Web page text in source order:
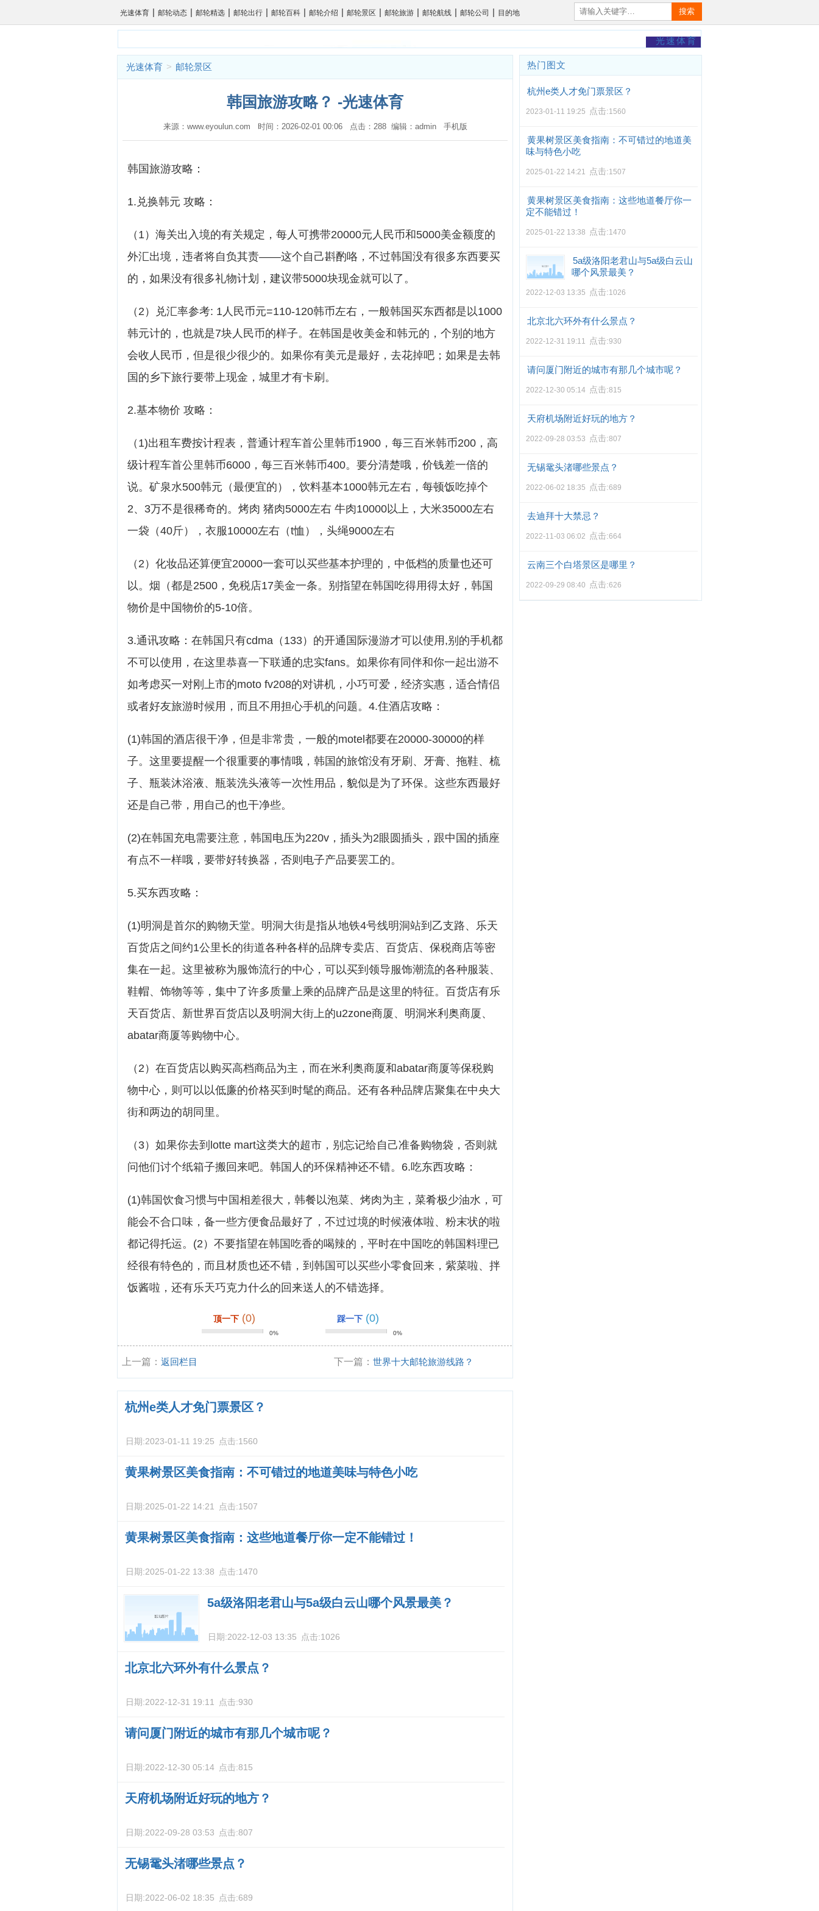
光速体育 | 邮轮动态 | 邮轮精选 | 邮轮出行 | 邮轮百科 | 邮轮介绍 | 邮轮景区 | 邮轮旅游 | 邮轮航线 | 邮轮公司 | 目的地 搜索
光速体育
光速体育 > 邮轮景区
韩国旅游攻略？ -光速体育
来源：www.eyoulun.com 时间：2026-02-01 00:06 点击：288 编辑：admin 手机版
韩国旅游攻略：
1.兑换韩元 攻略：
（1）海关出入境的有关规定，每人可携带20000元人民币和5000美金额度的
外汇出境，违者将自负其责——这个自己斟酌咯，不过韩国没有很多东西要买
的，如果没有很多礼物计划，建议带5000块现金就可以了。
（2）兑汇率参考: 1人民币元=110-120韩币左右，一般韩国买东西都是以1000
韩元计的，也就是7块人民币的样子。在韩国是收美金和韩元的，个别的地方
会收人民币，但是很少很少的。如果你有美元是最好，去花掉吧；如果是去韩
国的乡下旅行要带上现金，城里才有卡刷。
2.基本物价 攻略：
（1)出租车费按计程表，普通计程车首公里韩币1900，每三百米韩币200，高
级计程车首公里韩币6000，每三百米韩币400。要分清楚哦，价钱差一倍的
说。矿泉水500韩元（最便宜的），饮料基本1000韩元左右，每顿饭吃掉个
2、3万不是很稀奇的。烤肉 猪肉5000左右 牛肉10000以上，大米35000左右
一袋（40斤），衣服10000左右（t恤），头绳9000左右
（2）化妆品还算便宜20000一套可以买些基本护理的，中低档的质量也还可
以。烟（都是2500，免税店17美金一条。别指望在韩国吃得用得太好，韩国
物价是中国物价的5-10倍。
3.通讯攻略：在韩国只有cdma（133）的开通国际漫游才可以使用,别的手机都
不可以使用，在这里恭喜一下联通的忠实fans。如果你有同伴和你一起出游不
如考虑买一对刚上市的moto fv208的对讲机，小巧可爱，经济实惠，适合情侣
或者好友旅游时候用，而且不用担心手机的问题。4.住酒店攻略：
(1)韩国的酒店很干净，但是非常贵，一般的motel都要在20000-30000的样
子。这里要提醒一个很重要的事情哦，韩国的旅馆没有牙刷、牙膏、拖鞋、梳
子、瓶装沐浴液、瓶装洗头液等一次性用品，貌似是为了环保。这些东西最好
还是自己带，用自己的也干净些。
(2)在韩国充电需要注意，韩国电压为220v，插头为2眼圆插头，跟中国的插座
有点不一样哦，要带好转换器，否则电子产品要罢工的。
5.买东西攻略：
(1)明洞是首尔的购物天堂。明洞大街是指从地铁4号线明洞站到乙支路、乐天
百货店之间约1公里长的街道各种各样的品牌专卖店、百货店、保税商店等密
集在一起。这里被称为服饰流行的中心，可以买到领导服饰潮流的各种服装、
鞋帽、饰物等等，集中了许多质量上乘的品牌产品是这里的特征。百货店有乐
天百货店、新世界百货店以及明洞大街上的u2zone商厦、明洞米利奥商厦、
abatar商厦等购物中心。
（2）在百货店以购买高档商品为主，而在米利奥商厦和abatar商厦等保税购
物中心，则可以以低廉的价格买到时髦的商品。还有各种品牌店聚集在中央大
街和两边的胡同里。
（3）如果你去到lotte mart这类大的超市，别忘记给自己准备购物袋，否则就
问他们讨个纸箱子搬回来吧。韩国人的环保精神还不错。6.吃东西攻略：
(1)韩国饮食习惯与中国相差很大，韩餐以泡菜、烤肉为主，菜肴极少油水，可
能会不合口味，备一些方便食品最好了，不过过境的时候液体啦、粉末状的啦
都记得托运。(2）不要指望在韩国吃香的喝辣的，平时在中国吃的韩国料理已
经很有特色的，而且材质也还不错，到韩国可以买些小零食回来，紫菜啦、拌
饭酱啦，还有乐天巧克力什么的回来送人的不错选择。
顶一下 (0)
0%
踩一下 (0)
0%
上一篇： 返回栏目 下一篇：世界十大邮轮旅游线路？
杭州e类人才免门票景区？
日期:2023-01-11 19:25 点击:1560
黄果树景区美食指南：不可错过的地道美味与特色小吃
日期:2025-01-22 14:21 点击:1507
黄果树景区美食指南：这些地道餐厅你一定不能错过！
日期:2025-01-22 13:38 点击:1470
5a级洛阳老君山与5a级白云山哪个风景最美？
日期:2022-12-03 13:35 点击:1026
北京北六环外有什么景点？
日期:2022-12-31 19:11 点击:930
请问厦门附近的城市有那几个城市呢？
日期:2022-12-30 05:14 点击:815
天府机场附近好玩的地方？
日期:2022-09-28 03:53 点击:807
无锡鼋头渚哪些景点？
日期:2022-06-02 18:35 点击:689
热门图文
杭州e类人才免门票景区？
2023-01-11 19:25 点击:1560
黄果树景区美食指南：不可错过的地道美
味与特色小吃
2025-01-22 14:21 点击:1507
黄果树景区美食指南：这些地道餐厅你一
定不能错过！
2025-01-22 13:38 点击:1470
5a级洛阳老君山与5a级白云山
哪个风景最美？
2022-12-03 13:35 点击:1026
北京北六环外有什么景点？
2022-12-31 19:11 点击:930
请问厦门附近的城市有那几个城市呢？
2022-12-30 05:14 点击:815
天府机场附近好玩的地方？
2022-09-28 03:53 点击:807
无锡鼋头渚哪些景点？
2022-06-02 18:35 点击:689
去迪拜十大禁忌？
2022-11-03 06:02 点击:664
云南三个白塔景区是哪里？
2022-09-29 08:40 点击:626